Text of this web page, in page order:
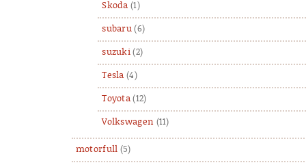
Skoda (1)
subaru (6)
suzuki (2)
Tesla (4)
Toyota (12)
Volkswagen (11)
motorfull (5)